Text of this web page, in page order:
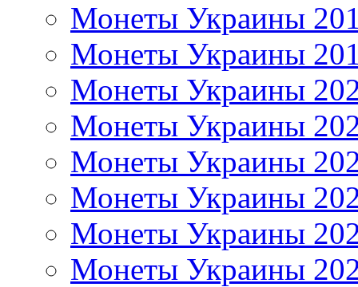
Монеты Украины
Монеты Украины
Монеты Украины
Монеты Украины
Монеты Украины
Монеты Украины
Монеты Украины
Монеты Украины